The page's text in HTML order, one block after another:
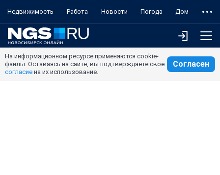
Недвижимость Работа Новости Погода Дом
На информационном ресурсе применяются cookie-
файлы. Оставаясь на сайте, вы подтверждаете свое
согласие на их использование.
Согласен